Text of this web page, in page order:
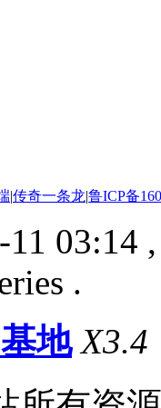
|传奇一条龙|鲁ICP备
03:14
.
地 X3.4